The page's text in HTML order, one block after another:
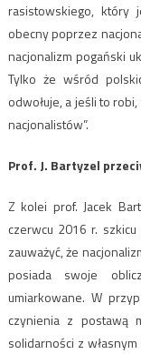
rasistowskiego, który
obecny poprzez
nacjonalizm pogański
Tylko że wśród
odwołuje, a jeśli to
nacjonalistów”.
Prof. J. Bartyzel
Z kolei prof. Jacek
czerwcu 2016 r. szkicu
zauważyć, że
posiada swoje
umiarkowane. W
czynienia z postawą
solidarności z